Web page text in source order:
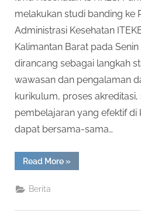
melakukan studi banding ke
Administrasi Kesehatan
Kalimantan Barat pada
dirancang sebagai langkah
wawasan dan pengalaman
kurikulum, proses
pembelajaran yang efektif di
dapat bersama-sama…
Read More“Studi
Banding
ITEKES
»
Berita